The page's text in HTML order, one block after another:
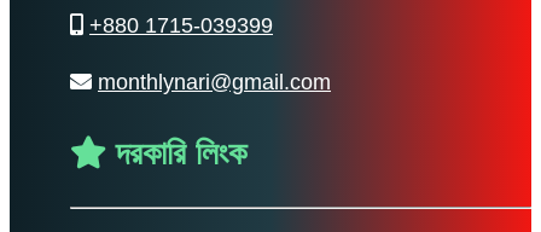
+880 1715-039399
monthlynari@gmail.com
দরকারি লিংক